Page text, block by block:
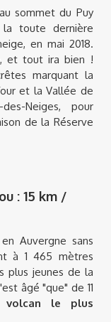
sommet du Puy
toute dernière
en mai 2018.
et tout ira bien !
marquant la
et la Vallée de
Neiges, pour
de la Réserve
: 15 km /
Auvergne sans
à 1 465 mètres
plus jeunes de la
âgé "que" de 11
volcan le plus